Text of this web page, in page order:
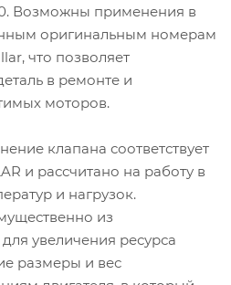
Возможны применения в
оригинальным номерам
что позволяет
в ремонте и
моторов.
клапана соответствует
и рассчитано на работу в
и нагрузок.
из
увеличения ресурса
размеры и вес